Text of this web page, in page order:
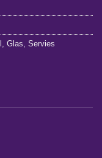
Glas Servies